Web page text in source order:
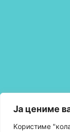
Ја цениме
Kористиме